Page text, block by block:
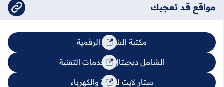
مواقع قد تعجبك
مكتبة الشامل الرقمية
الشامل ديجيتال للخدمات التقنية
ستار لايت للإنارة والكهرباء